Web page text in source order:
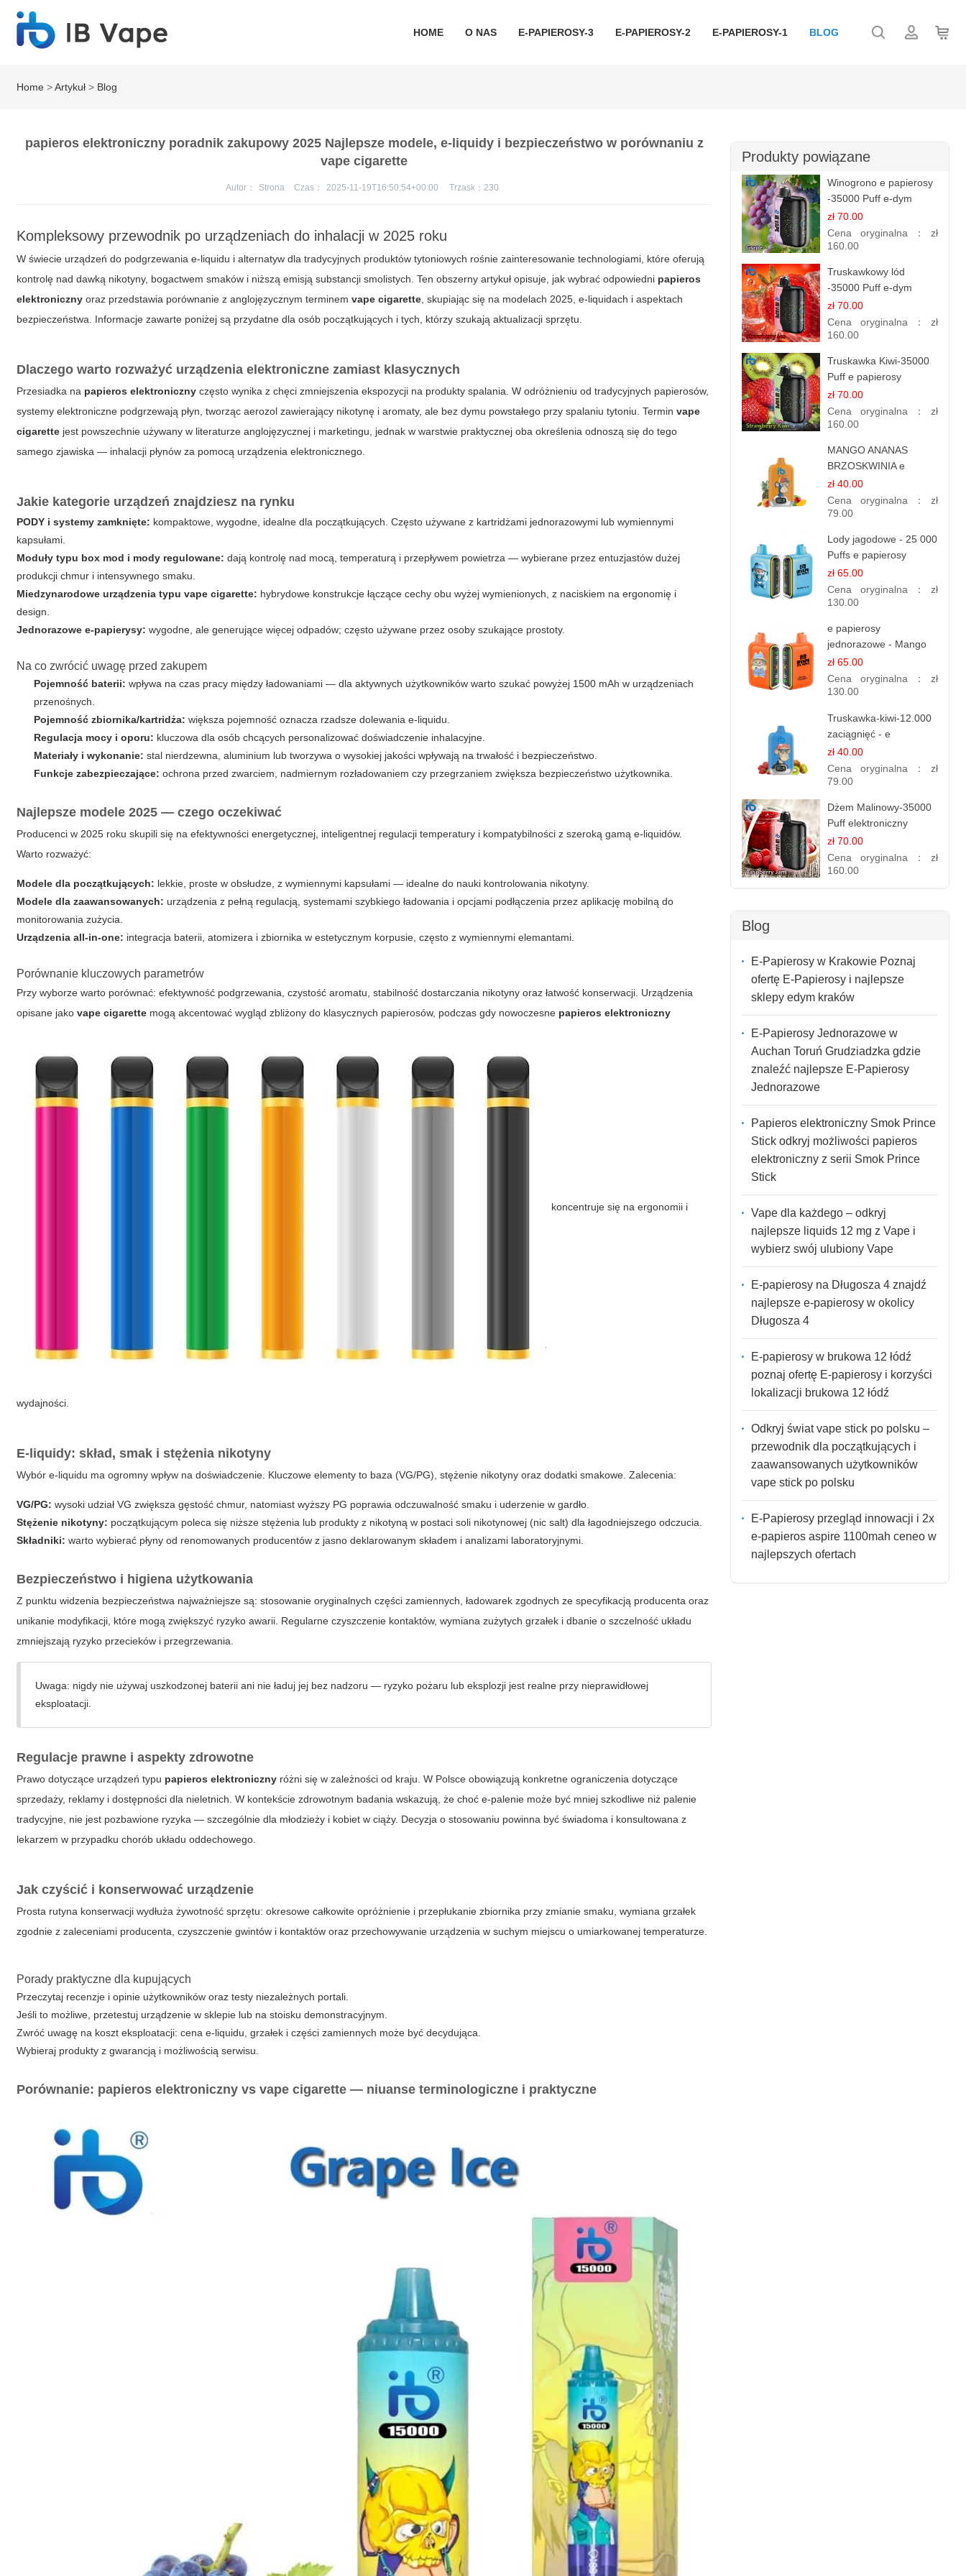
HOME O NAS E-PAPIEROSY-3 E-PAPIEROSY-2 E-PAPIEROSY-1 BLOG
Home >Artykuł > Blog
papieros elektroniczny poradnik zakupowy 2025 Najlepsze modele, e-liquidy i bezpieczeństwo w porównaniu z
vape cigarette
Autor： Strona Czas： 2025-11-19T16:50:54+00:00 Trzask：230
Kompleksowy przewodnik po urządzeniach do inhalacji w 2025 roku
W świecie urządzeń do podgrzewania e-liquidu i alternatyw dla tradycyjnych produktów tytoniowych rośnie zainteresowanie technologiami, które oferują
kontrolę nad dawką nikotyny, bogactwem smaków i niższą emisją substancji smolistych. Ten obszerny artykuł opisuje, jak wybrać odpowiedni papieros
elektroniczny oraz przedstawia porównanie z anglojęzycznym terminemvape cigarette , skupiając się na modelach 2025, e-liquidach i aspektach
bezpieczeństwa. Informacje zawarte poniżej są przydatne dla osób początkujących i tych, którzy szukają aktualizacji sprzętu.
Dlaczego warto rozważyć urządzenia elektroniczne zamiast klasycznych
Przesiadka na papieros elektroniczny często wynika z chęci zmniejszenia ekspozycji na produkty spalania. W odróżnieniu od tradycyjnych papierosów,
systemy elektroniczne podgrzewają płyn, tworząc aerozol zawierający nikotynę i aromaty, ale bez dymu powstałego przy spalaniu tytoniu. Terminvape
cigarette jest powszechnie używany w literaturze anglojęzycznej i marketingu, jednak w warstwie praktycznej oba określenia odnoszą się do tego
samego zjawiska — inhalacji płynów za pomocą urządzenia elektronicznego.
Jakie kategorie urządzeń znajdziesz na rynku
PODY i systemy zamknięte: kompaktowe, wygodne, idealne dla początkujących. Często używane z kartridżami jednorazowymi lub wymiennymi
kapsułami.
Moduły typu box mod i mody regulowane: dają kontrolę nad mocą, temperaturą i przepływem powietrza — wybierane przez entuzjastów dużej
produkcji chmur i intensywnego smaku.
Miedzynarodowe urządzenia typu vape cigarette: hybrydowe konstrukcje łączące cechy obu wyżej wymienionych, z naciskiem na ergonomię i
design.
Jednorazowe e-papierysy: wygodne, ale generujące więcej odpadów; często używane przez osoby szukające prostoty.
Na co zwrócić uwagę przed zakupem
Pojemność baterii: wpływa na czas pracy między ładowaniami — dla aktywnych użytkowników warto szukać powyżej 1500 mAh w urządzeniach
przenośnych.
Pojemność zbiornika/kartridża: większa pojemność oznacza rzadsze dolewania e-liquidu.
Regulacja mocy i oporu: kluczowa dla osób chcących personalizować doświadczenie inhalacyjne.
Materiały i wykonanie: stal nierdzewna, aluminium lub tworzywa o wysokiej jakości wpływają na trwałość i bezpieczeństwo.
Funkcje zabezpieczające: ochrona przed zwarciem, nadmiernym rozładowaniem czy przegrzaniem zwiększa bezpieczeństwo użytkownika.
Najlepsze modele 2025 — czego oczekiwać
Producenci w 2025 roku skupili się na efektywności energetycznej, inteligentnej regulacji temperatury i kompatybilności z szeroką gamą e-liquidów.
Warto rozważyć:
Modele dla początkujących: lekkie, proste w obsłudze, z wymiennymi kapsułami — idealne do nauki kontrolowania nikotyny.
Modele dla zaawansowanych: urządzenia z pełną regulacją, systemami szybkiego ładowania i opcjami podłączenia przez aplikację mobilną do
monitorowania zużycia.
Urządzenia all-in-one: integracja baterii, atomizera i zbiornika w estetycznym korpusie, często z wymiennymi elemantami.
Porównanie kluczowych parametrów
Przy wyborze warto porównać: efektywność podgrzewania, czystość aromatu, stabilność dostarczania nikotyny oraz łatwość konserwacji. Urządzenia
opisane jakovape cigarette mogą akcentować wygląd zbliżony do klasycznych papierosów, podczas gdy nowoczesne papieros elektroniczny
koncentruje się na ergonomii i
wydajności.
E-liquidy: skład, smak i stężenia nikotyny
Wybór e-liquidu ma ogromny wpływ na doświadczenie. Kluczowe elementy to baza (VG/PG), stężenie nikotyny oraz dodatki smakowe. Zalecenia:
VG/PG: wysoki udział VG zwiększa gęstość chmur, natomiast wyższy PG poprawia odczuwalność smaku i uderzenie w gardło.
Stężenie nikotyny: początkującym poleca się niższe stężenia lub produkty z nikotyną w postaci soli nikotynowej (nic salt) dla łagodniejszego odczucia.
Składniki: warto wybierać płyny od renomowanych producentów z jasno deklarowanym składem i analizami laboratoryjnymi.
Bezpieczeństwo i higiena użytkowania
Z punktu widzenia bezpieczeństwa najważniejsze są: stosowanie oryginalnych części zamiennych, ładowarek zgodnych ze specyfikacją producenta oraz
unikanie modyfikacji, które mogą zwiększyć ryzyko awarii. Regularne czyszczenie kontaktów, wymiana zużytych grzałek i dbanie o szczelność układu
zmniejszają ryzyko przecieków i przegrzewania.
Uwaga: nigdy nie używaj uszkodzonej baterii ani nie ładuj jej bez nadzoru — ryzyko pożaru lub eksplozji jest realne przy nieprawidłowej
eksploatacji.
Regulacje prawne i aspekty zdrowotne
Prawo dotyczące urządzeń typu papieros elektroniczny różni się w zależności od kraju. W Polsce obowiązują konkretne ograniczenia dotyczące
sprzedaży, reklamy i dostępności dla nieletnich. W kontekście zdrowotnym badania wskazują, że choć e-palenie może być mniej szkodliwe niż palenie
tradycyjne, nie jest pozbawione ryzyka — szczególnie dla młodzieży i kobiet w ciąży. Decyzja o stosowaniu powinna być świadoma i konsultowana z
lekarzem w przypadku chorób układu oddechowego.
Jak czyścić i konserwować urządzenie
Prosta rutyna konserwacji wydłuża żywotność sprzętu: okresowe całkowite opróżnienie i przepłukanie zbiornika przy zmianie smaku, wymiana grzałek
zgodnie z zaleceniami producenta, czyszczenie gwintów i kontaktów oraz przechowywanie urządzenia w suchym miejscu o umiarkowanej temperaturze.
Porady praktyczne dla kupujących
Przeczytaj recenzje i opinie użytkowników oraz testy niezależnych portali.
Jeśli to możliwe, przetestuj urządzenie w sklepie lub na stoisku demonstracyjnym.
Zwróć uwagę na koszt eksploatacji: cena e-liquidu, grzałek i części zamiennych może być decydująca.
Wybieraj produkty z gwarancją i możliwością serwisu.
Porównanie: papieros elektroniczny vs vape cigarette — niuanse terminologiczne i praktyczne
Produkty powiązane
Winogrono e papierosy
-35000 Puff e-dym
zł 70.00
Cena oryginalna： zł
160.00
Truskawkowy lód
-35000 Puff e-dym
zł 70.00
Cena oryginalna： zł
160.00
Truskawka Kiwi-35000
Puff e papierosy
(Ibvape Bar)
zł 70.00
Cena oryginalna： zł
160.00
MANGO ANANAS
BRZOSKWINIA e
papierosy – 12.000
zaciągnięć
zł 40.00
Cena oryginalna： zł
79.00
Lody jagodowe - 25 000
Puffs e papierosy
jednorazowe
zł 65.00
Cena oryginalna： zł
130.00
e papierosy
jednorazowe - Mango
Ananas – 25,000 Puffs
zł 65.00
Cena oryginalna： zł
130.00
Truskawka-kiwi-12.000
zaciągnięć - e
papierosy jednorazowe
zł 40.00
Cena oryginalna： zł
79.00
Dżem Malinowy-35000
Puff elektroniczny
papieros (Ibvape Bar)
zł 70.00
Cena oryginalna： zł
160.00
Blog
E-Papierosy w Krakowie Poznaj
ofertę E-Papierosy i najlepsze
sklepy edym kraków
E-Papierosy Jednorazowe w
Auchan Toruń Grudziadzka gdzie
znaleźć najlepsze E-Papierosy
Jednorazowe
Papieros elektroniczny Smok Prince
Stick odkryj możliwości papieros
elektroniczny z serii Smok Prince
Stick
Vape dla każdego – odkryj
najlepsze liquids 12 mg z Vape i
wybierz swój ulubiony Vape
E-papierosy na Długosza 4 znajdź
najlepsze e-papierosy w okolicy
Długosza 4
E-papierosy w brukowa 12 łódź
poznaj ofertę E-papierosy i korzyści
lokalizacji brukowa 12 łódź
Odkryj świat vape stick po polsku –
przewodnik dla początkujących i
zaawansowanych użytkowników
vape stick po polsku
E-Papierosy przegląd innowacji i 2x
e-papieros aspire 1100mah ceneo w
najlepszych ofertach